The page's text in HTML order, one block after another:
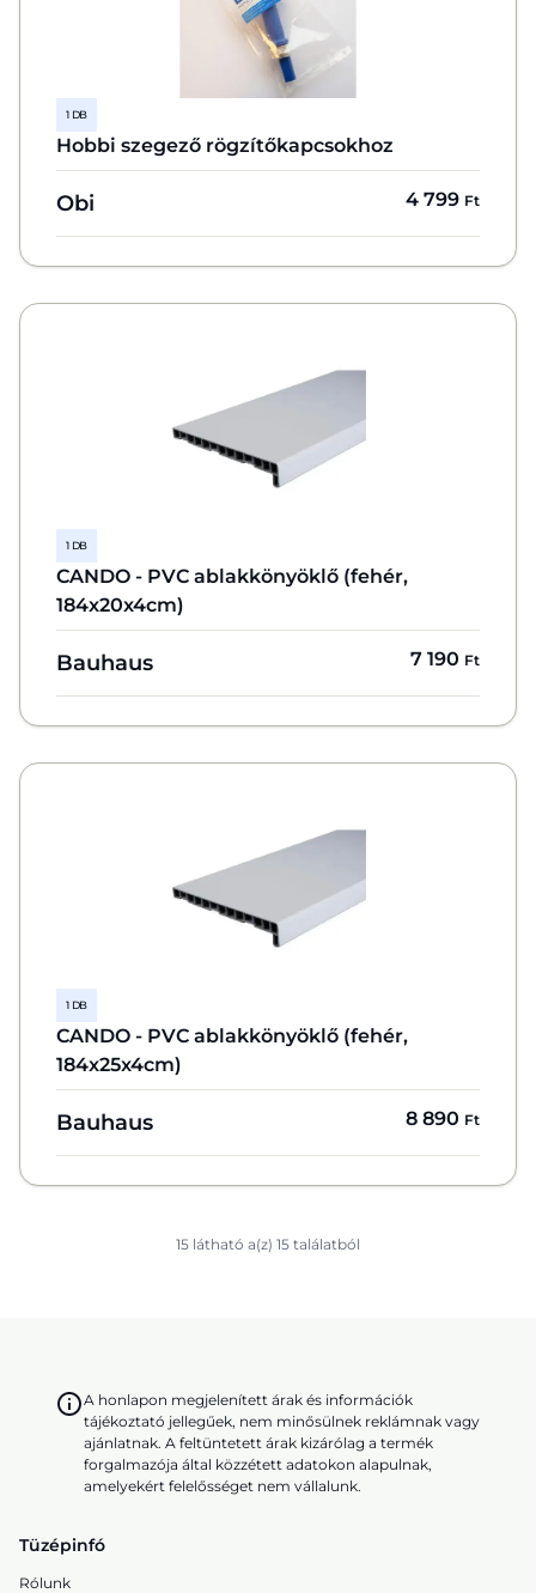
1 DB
Hobbi szegező rögzítőkapcsokhoz
Obi 4 799 Ft
1 DB
CANDO - PVC ablakkönyöklő (fehér,
184x20x4cm)
Bauhaus 7 190 Ft
1 DB
CANDO - PVC ablakkönyöklő (fehér,
184x25x4cm)
Bauhaus 8 890 Ft
15 látható a(z) 15 találatból
A honlapon megjelenített árak és információk
tájékoztató jellegűek, nem minősülnek reklámnak vagy
ajánlatnak. A feltüntetett árak kizárólag a termék
forgalmazója által közzétett adatokon alapulnak,
amelyekért felelősséget nem vállalunk.
Tüzépinfó
Rólunk